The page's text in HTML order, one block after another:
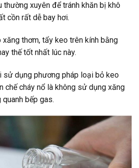
thường xuyên để tránh khăn bị khô
cồn rất dễ bay hơi.
xăng thơm, tẩy keo trên kính bằng
thế tốt nhất lúc này.
sử dụng phương pháp loại bỏ keo
chế cháy nổ là không sử dụng xăng
bếp gas.